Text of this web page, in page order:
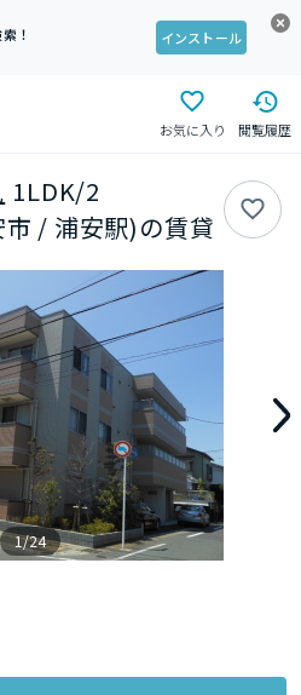
！
インストール
お気に入り 閲覧履歴
1LDK/2
/ 浦安駅)の賃貸
1/24